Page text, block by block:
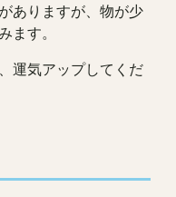
ありますが、物が少
ます。
運気アップしてくだ